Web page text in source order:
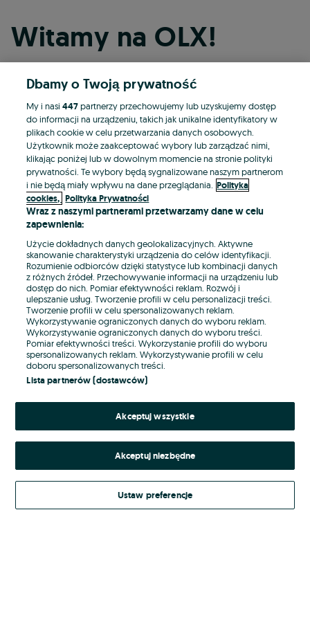
Witamy na OLX!
Kontynuuj przez Facebooka
Kontynuuj przez konto Apple
Kontynuuj przez konto Google
LUB
E-mail
Hasło
Nie pamiętasz hasła?
Zaloguj się
Kontynuując za pośrednictwem jednego z dostawców wskazanych powyżej,
Regulamin serwisuOLX.pl w jego aktualnym brzmieniu.
Dbamy o Twoją prywatność
My i nasi447partnerzy przechowujemy lub uzyskujemy dostęp
do informacji na urządzeniu, takich jak unikalne identyfikatory w
plikach cookie w celu przetwarzania danych osobowych.
Użytkownik może zaakceptować wybory lub zarządzać nimi,
klikając poniżej lub w dowolnym momencie na stronie polityki
prywatności. Te wybory będą sygnalizowane naszym partnerom
i nie będą miały wpływu na dane przeglądania. Polityka
cookies, Polityka Prywatności
Wraz z naszymi partnerami przetwarzamy dane w celu
zapewnienia:
Użycie dokładnych danych geolokalizacyjnych. Aktywne
skanowanie charakterystyki urządzenia do celów identyfikacji.
Rozumienie odbiorców dzięki statystyce lub kombinacji danych
z różnych źródeł. Przechowywanie informacji na urządzeniu lub
dostęp do nich. Pomiar efektywności reklam. Rozwój i
ulepszanie usług. Tworzenie profili w celu personalizacji treści.
Tworzenie profili w celu spersonalizowanych reklam.
Wykorzystywanie ograniczonych danych do wyboru reklam.
Wykorzystywanie ograniczonych danych do wyboru treści.
Pomiar efektywności treści. Wykorzystanie profili do wyboru
spersonalizowanych reklam. Wykorzystywanie profili w celu
doboru spersonalizowanych treści.
Lista partnerów (dostawców)
Akceptuj wszystkie
Akceptuj niezbędne
Ustaw preferencje